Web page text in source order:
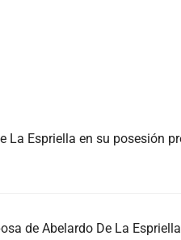
La Espriella en su posesión
de Abelardo De La Espriella